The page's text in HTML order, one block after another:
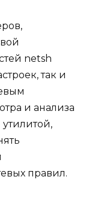
netsh
так и
и анализа
правил.